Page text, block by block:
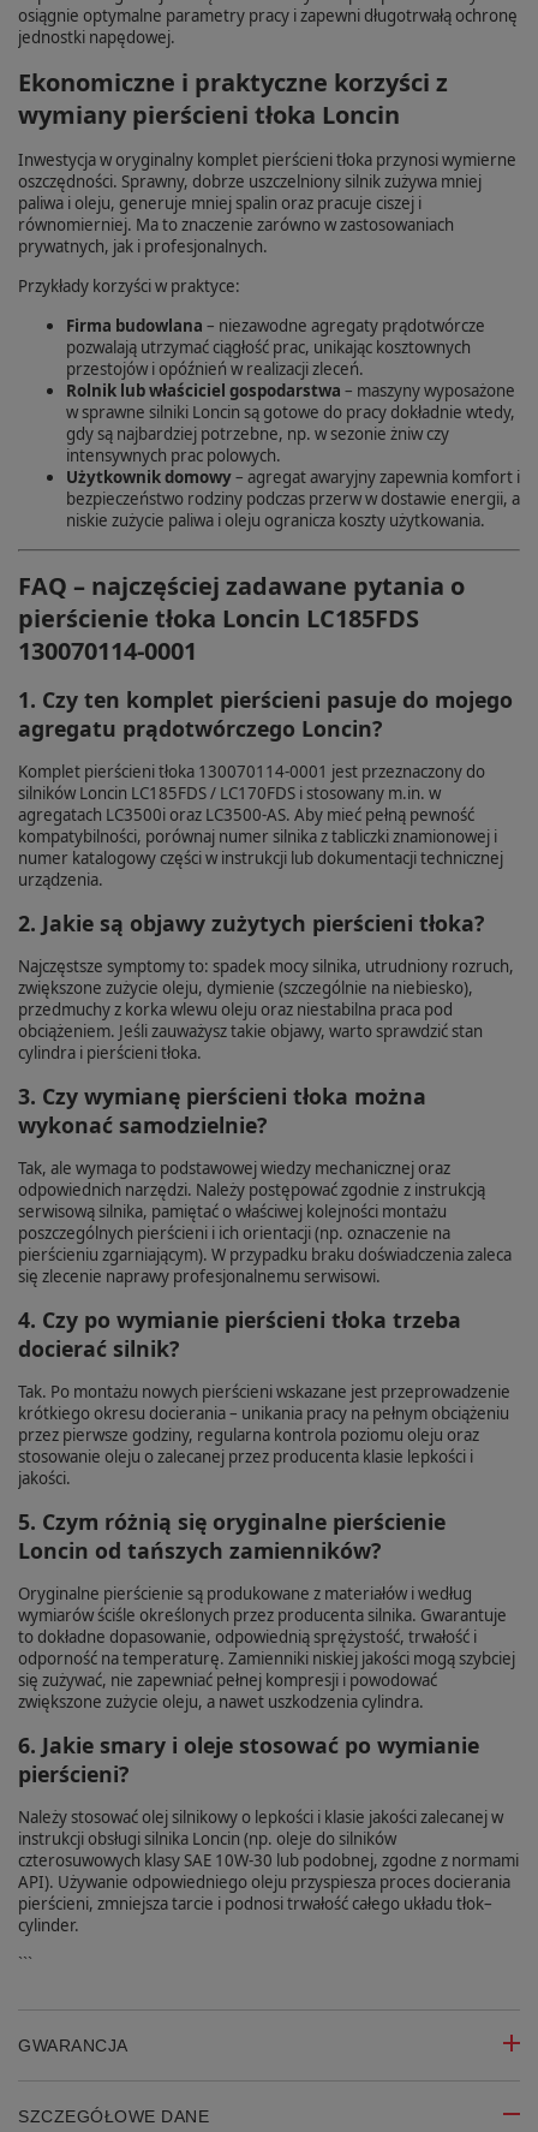
osiągnie optymalne parametry pracy i zapewni długotrwałą ochronę
jednostki napędowej.
Ekonomiczne i praktyczne korzyści z
wymiany pierścieni tłoka Loncin
Inwestycja w oryginalny komplet pierścieni tłoka przynosi wymierne
oszczędności. Sprawny, dobrze uszczelniony silnik zużywa mniej
paliwa i oleju, generuje mniej spalin oraz pracuje ciszej i
równomierniej. Ma to znaczenie zarówno w zastosowaniach
prywatnych, jak i profesjonalnych.
Przykłady korzyści w praktyce:
Firma budowlana – niezawodne agregaty prądotwórcze
pozwalają utrzymać ciągłość prac, unikając kosztownych
przestojów i opóźnień w realizacji zleceń.
Rolnik lub właściciel gospodarstwa – maszyny wyposażone
w sprawne silniki Loncin są gotowe do pracy dokładnie wtedy,
gdy są najbardziej potrzebne, np. w sezonie żniw czy
intensywnych prac polowych.
Użytkownik domowy– agregat awaryjny zapewnia komfort i
bezpieczeństwo rodziny podczas przerw w dostawie energii, a
niskie zużycie paliwa i oleju ogranicza koszty użytkowania.
FAQ – najczęściej zadawane pytania o
pierścienie tłoka Loncin LC185FDS
130070114‑0001
1. Czy ten komplet pierścieni pasuje do mojego
agregatu prądotwórczego Loncin?
Komplet pierścieni tłoka 130070114‑0001 jest przeznaczony do
silników Loncin LC185FDS / LC170FDS i stosowany m.in. w
agregatach LC3500i oraz LC3500‑AS. Aby mieć pełną pewność
kompatybilności, porównaj numer silnika z tabliczki znamionowej i
numer katalogowy części w instrukcji lub dokumentacji technicznej
urządzenia.
2. Jakie są objawy zużytych pierścieni tłoka?
Najczęstsze symptomy to: spadek mocy silnika, utrudniony rozruch,
zwiększone zużycie oleju, dymienie (szczególnie na niebiesko),
przedmuchy z korka wlewu oleju oraz niestabilna praca pod
obciążeniem. Jeśli zauważysz takie objawy, warto sprawdzić stan
cylindra i pierścieni tłoka.
3. Czy wymianę pierścieni tłoka można
wykonać samodzielnie?
Tak, ale wymaga to podstawowej wiedzy mechanicznej oraz
odpowiednich narzędzi. Należy postępować zgodnie z instrukcją
serwisową silnika, pamiętać o właściwej kolejności montażu
poszczególnych pierścieni i ich orientacji (np. oznaczenie na
pierścieniu zgarniającym). W przypadku braku doświadczenia zaleca
się zlecenie naprawy profesjonalnemu serwisowi.
4. Czy po wymianie pierścieni tłoka trzeba
docierać silnik?
Tak. Po montażu nowych pierścieni wskazane jest przeprowadzenie
krótkiego okresu docierania – unikania pracy na pełnym obciążeniu
przez pierwsze godziny, regularna kontrola poziomu oleju oraz
stosowanie oleju o zalecanej przez producenta klasie lepkości i
jakości.
5. Czym różnią się oryginalne pierścienie
Loncin od tańszych zamienników?
Oryginalne pierścienie są produkowane z materiałów i według
wymiarów ściśle określonych przez producenta silnika. Gwarantuje
to dokładne dopasowanie, odpowiednią sprężystość, trwałość i
odporność na temperaturę. Zamienniki niskiej jakości mogą szybciej
się zużywać, nie zapewniać pełnej kompresji i powodować
zwiększone zużycie oleju, a nawet uszkodzenia cylindra.
6. Jakie smary i oleje stosować po wymianie
pierścieni?
Należy stosować olej silnikowy o lepkości i klasie jakości zalecanej w
instrukcji obsługi silnika Loncin (np. oleje do silników
czterosuwowych klasy SAE 10W‑30 lub podobnej, zgodne z normami
API). Używanie odpowiedniego oleju przyspiesza proces docierania
pierścieni, zmniejsza tarcie i podnosi trwałość całego układu tłok–
cylinder.
```
GWARANCJA
SZCZEGÓŁOWE DANE